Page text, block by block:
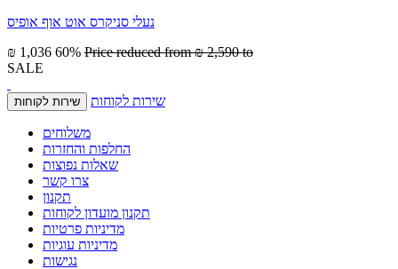
נעלי סניקרס אוט אוף אופיס
₪ 1,036 60% Price reduced from₪ 2,590 to
SALE
שירות לקוחות שירות לקוחות
משלוחים
החלפות והחזרות
שאלות נפוצות
צרו קשר
תקנון
תקנון מועדון לקוחות
מדיניות פרטיות
מדיניות עוגיות
נגישות